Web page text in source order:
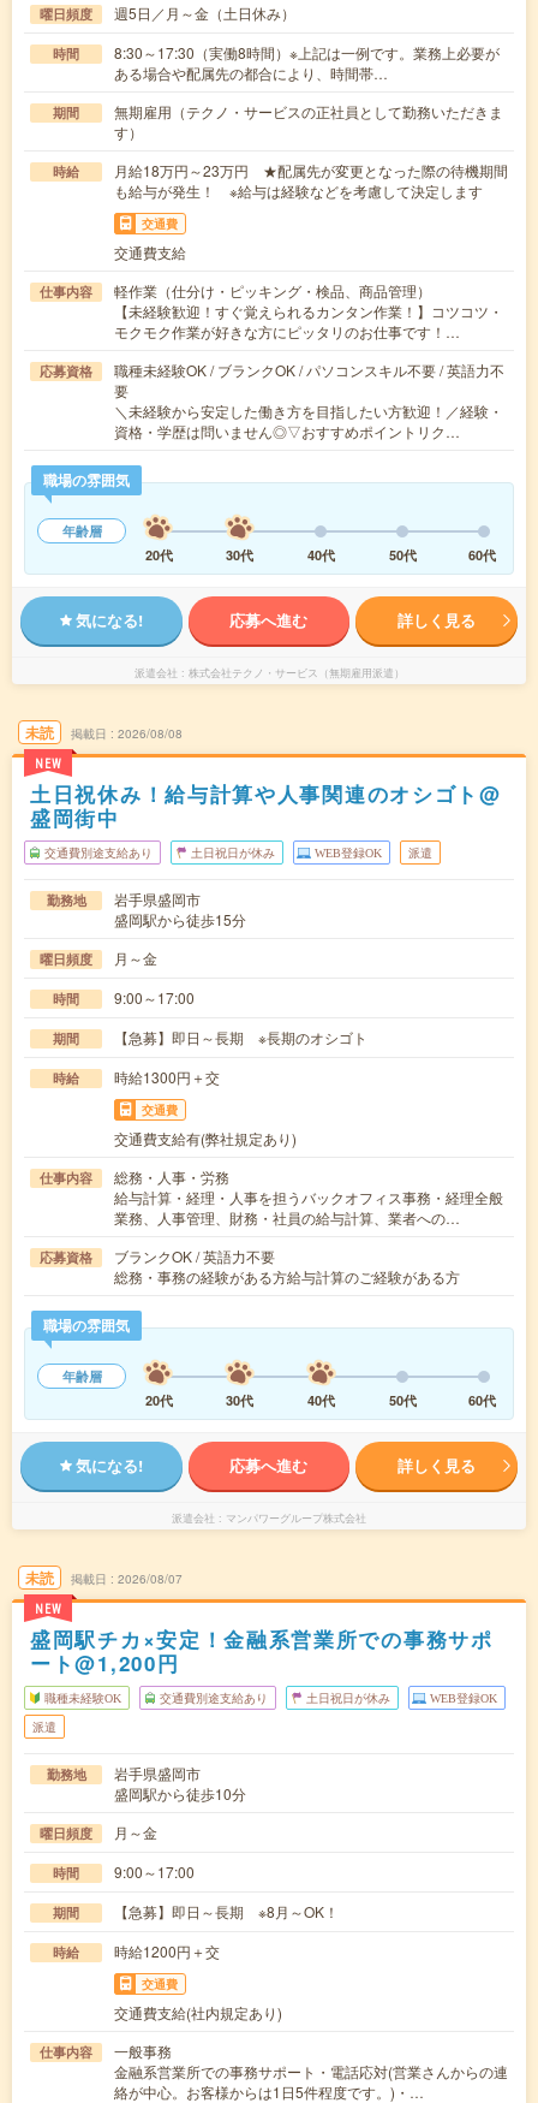
曜日頻度 週5日／月～金（土日休み）
時間
8:30～17:30（実働8時間）※上記は一例です。業務上必要が
ある場合や配属先の都合により、時間帯…
期間
無期雇用（テクノ・サービスの正社員として勤務いただきま
す）
時給
月給18万円～23万円 ★配属先が変更となった際の待機期間
も給与が発生！ ※給与は経験などを考慮して決定します
交通費
交通費支給
仕事内容
軽作業（仕分け・ピッキング・検品、商品管理）
【未経験歓迎！すぐ覚えられるカンタン作業！】コツコツ・
モクモク作業が好きな方にピッタリのお仕事です！…
応募資格
職種未経験OK / ブランクOK / パソコンスキル不要 / 英語力不
要
＼未経験から安定した働き方を目指したい方歓迎！／経験・
資格・学歴は問いません◎▽おすすめポイントリク…
職場の雰囲気
年齢層
20代
30代 40代 50代 60代
気になる! 応募へ進む 詳しく見る
派遣会社 株式会社テクノ・サービス（無期雇用派遣）
未読
NEW
掲載日 2026/08/08
土日祝休み！給与計算や人事関連のオシゴト@
盛岡街中
交通費別途支給あり 土日祝日が休み WEB登録OK 派遣
勤務地
岩手県盛岡市
盛岡駅から徒歩15分
曜日頻度 月～金
時間 9:00～17:00
期間 【急募】即日～長期 ※長期のオシゴト
時給 時給1300円＋交
交通費
交通費支給有(弊社規定あり)
仕事内容
総務・人事・労務
給与計算・経理・人事を担うバックオフィス事務・経理全般
業務、人事管理、財務・社員の給与計算、業者への…
応募資格
ブランクOK / 英語力不要
総務・事務の経験がある方給与計算のご経験がある方
職場の雰囲気
年齢層
20代
30代 40代 50代 60代
気になる! 応募へ進む 詳しく見る
派遣会社 マンパワーグループ株式会社
未読
NEW
掲載日 2026/08/07
盛岡駅チカ×安定！金融系営業所での事務サポ
ート@1,200円
職種未経験OK 交通費別途支給あり 土日祝日が休み WEB登録OK
派遣
勤務地
岩手県盛岡市
盛岡駅から徒歩10分
曜日頻度 月～金
時間 9:00～17:00
期間 【急募】即日～長期 ※8月～OK！
時給 時給1200円＋交
交通費
交通費支給(社内規定あり)
仕事内容
一般事務
金融系営業所での事務サポート・電話応対(営業さんからの連
絡が中心。お客様からは1日5件程度です。)・…